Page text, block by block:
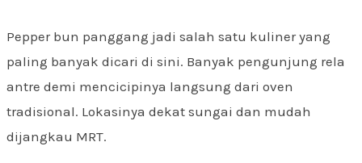
Pepper bun panggang jadi salah satu kuliner yang
paling banyak dicari di sini. Banyak pengunjung rela
antre demi mencicipinya langsung dari oven
tradisional. Lokasinya dekat sungai dan mudah
dijangkau MRT.